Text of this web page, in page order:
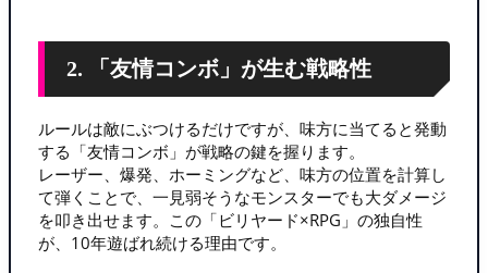
2. 「友情コンボ」が生む戦略性
ルールは敵にぶつけるだけですが、味方に当てると発動
する「友情コンボ」が戦略の鍵を握ります。
レーザー、爆発、ホーミングなど、味方の位置を計算し
て弾くことで、一見弱そうなモンスターでも大ダメージ
を叩き出せます。この「ビリヤード×RPG」の独自性
が、10年遊ばれ続ける理由です。